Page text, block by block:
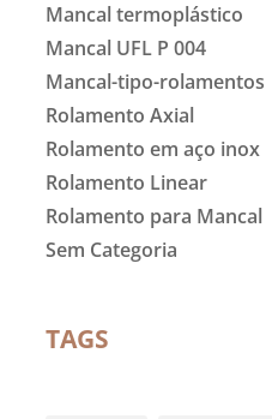
Mancal termoplástico
Mancal UFL P 004
Mancal-tipo-rolamentos
Rolamento Axial
Rolamento em aço inox
Rolamento Linear
Rolamento para Mancal
Sem Categoria
TAGS